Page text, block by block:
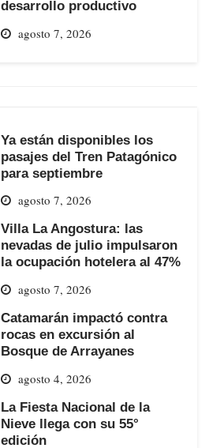
desarrollo productivo
agosto 7, 2026
Ya están disponibles los
pasajes del Tren Patagónico
para septiembre
agosto 7, 2026
Villa La Angostura: las
nevadas de julio impulsaron
la ocupación hotelera al 47%
agosto 7, 2026
Catamarán impactó contra
rocas en excursión al
Bosque de Arrayanes
agosto 4, 2026
La Fiesta Nacional de la
Nieve llega con su 55°
edición